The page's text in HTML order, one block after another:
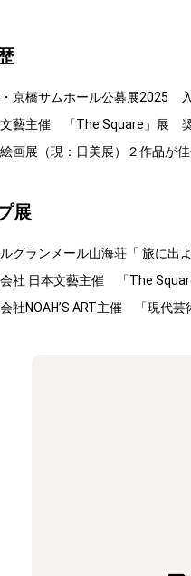
京橋サムホール公募展2025
文藝主催 「The Square」展
画展（現：日美展）２作品が
展
グランメール山海荘「 旅に出
社 日本文藝主催 「The
社NOAH’S ART主催 「現代